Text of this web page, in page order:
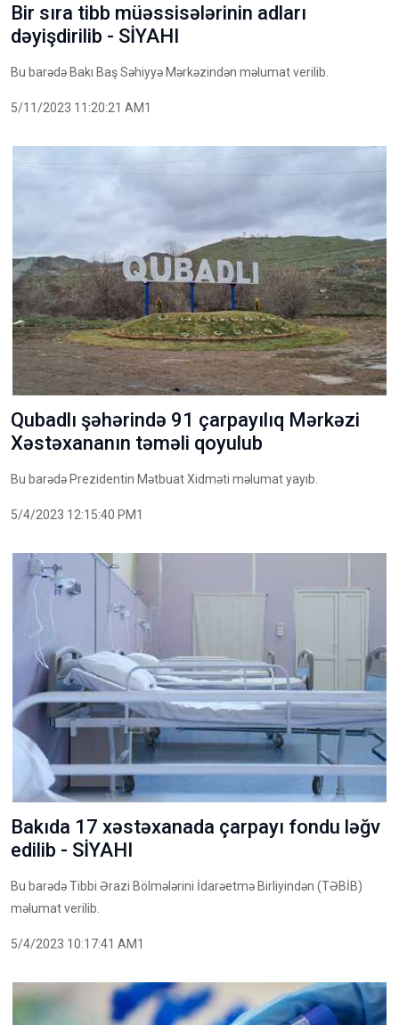
Bir sıra tibb müəssisələrinin adları
dəyişdirilib - SİYAHI
Bu barədə Bakı Baş Səhiyyə Mərkəzindən məlumat verilib.
5/11/2023 11:20:21 AM1
Qubadlı şəhərində 91 çarpayılıq Mərkəzi
Xəstəxananın təməli qoyulub
Bu barədə Prezidentin Mətbuat Xidməti məlumat yayıb.
5/4/2023 12:15:40 PM1
Bakıda 17 xəstəxanada çarpayı fondu ləğv
edilib - SİYAHI
Bu barədə Tibbi Ərazi Bölmələrini İdarəetmə Birliyindən (TƏBİB)
məlumat verilib.
5/4/2023 10:17:41 AM1